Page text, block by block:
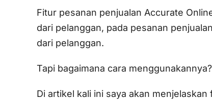
Fitur pesanan penjualan Accurate
dari pelanggan, pada pesanan
dari pelanggan.
Tapi bagaimana cara menggunakannya?
Di artikel kali ini saya akan